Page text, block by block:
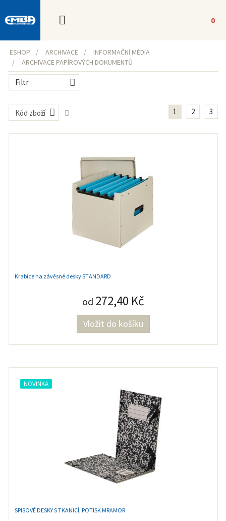
0
ESHOP ARCHIVACE
INFORMAČNÍ MÉDIA
ARCHIVACE PAPÍROVÝCH DOKUMENTŮ
Filtr
Kód zboží 1 2 3
Krabice na závěsné desky STANDARD
od 272,40 Kč
NOVINKA
SPISOVÉ DESKY S TKANICÍ, POTISK MRAMOR